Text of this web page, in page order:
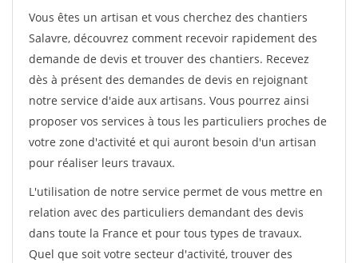
Vous êtes un artisan et vous cherchez des chantiers
Salavre, découvrez comment recevoir rapidement des
demande de devis et trouver des chantiers. Recevez
dès à présent des demandes de devis en rejoignant
notre service d'aide aux artisans. Vous pourrez ainsi
proposer vos services à tous les particuliers proches de
votre zone d'activité et qui auront besoin d'un artisan
pour réaliser leurs travaux.
L'utilisation de notre service permet de vous mettre en
relation avec des particuliers demandant des devis
dans toute la France et pour tous types de travaux.
Quel que soit votre secteur d'activité, trouver des